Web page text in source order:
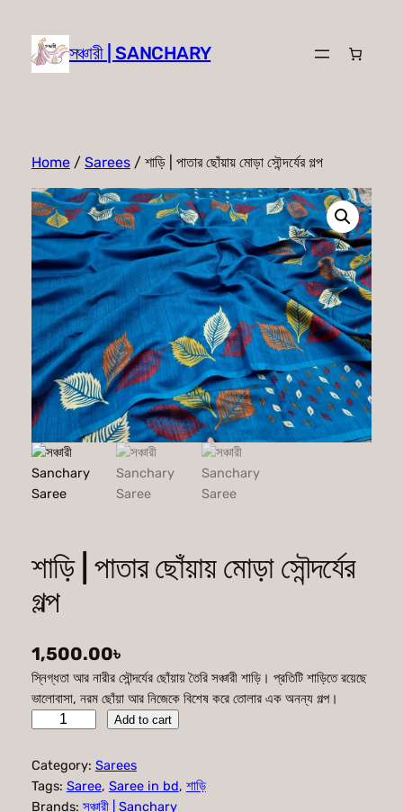
content
সঞ্চারী | SANCHARY
Home/ Sarees/ শাড়ি | পাতার ছোঁয়ায় মোড়া সৌন্দর্যের গল্প
শাড়ি | পাতার ছোঁয়ায় মোড়া সৌন্দর্যের
গল্প
1,500.00৳
স্নিগ্ধতা আর নারীর সৌন্দর্যের ছোঁয়ায় তৈরি সঞ্চারী শাড়ি। প্রতিটি শাড়িতে রয়েছে
ভালোবাসা, নরম ছোঁয়া আর নিজেকে বিশেষ করে তোলার এক অনন্য গল্প।
|
পা
তা
Add to cart
Category: Sarees
Tags: Saree, Saree in bd, শাড়ি
Brands: সঞ্চারী | Sanchary